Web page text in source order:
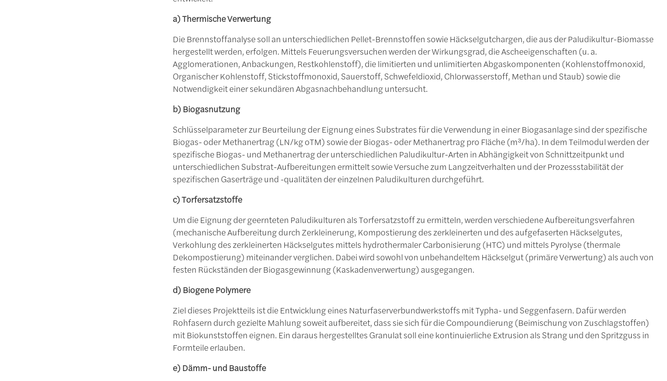
a) Thermische Verwertung
Die Brennstoffanalyse soll an unterschiedlichen Pellet-Brennstoffen sowie Häckselgutchargen, die aus der Paludikultur-Biomasse
hergestellt werden, erfolgen. Mittels Feuerungsversuchen werden der Wirkungsgrad, die Ascheeigenschaften (u. a.
Agglomerationen, Anbackungen, Restkohlenstoff), die limitierten und unlimitierten Abgaskomponenten (Kohlenstoffmonoxid,
Organischer Kohlenstoff, Stickstoffmonoxid, Sauerstoff, Schwefeldioxid, Chlorwasserstoff, Methan und Staub) sowie die
Notwendigkeit einer sekundären Abgasnachbehandlung untersucht.
b) Biogasnutzung
Schlüsselparameter zur Beurteilung der Eignung eines Substrates für die Verwendung in einer Biogasanlage sind der spezifische
Biogas- oder Methanertrag (LN/kg oTM) sowie der Biogas- oder Methanertrag pro Fläche (m³/ha). In dem Teilmodul werden der
spezifische Biogas- und Methanertrag der unterschiedlichen Paludikultur-Arten in Abhängigkeit von Schnittzeitpunkt und
unterschiedlichen Substrat-Aufbereitungen ermittelt sowie Versuche zum Langzeitverhalten und der Prozessstabilität der
spezifischen Gaserträge und -qualitäten der einzelnen Paludikulturen durchgeführt.
c) Torfersatzstoffe
Um die Eignung der geernteten Paludikulturen als Torfersatzstoff zu ermitteln, werden verschiedene Aufbereitungsverfahren
(mechanische Aufbereitung durch Zerkleinerung, Kompostierung des zerkleinerten und des aufgefaserten Häckselgutes,
Verkohlung des zerkleinerten Häckselgutes mittels hydrothermaler Carbonisierung (HTC) und mittels Pyrolyse (thermale
Dekompostierung) miteinander verglichen. Dabei wird sowohl von unbehandeltem Häckselgut (primäre Verwertung) als auch von
festen Rückständen der Biogasgewinnung (Kaskadenverwertung) ausgegangen.
d) Biogene Polymere
Ziel dieses Projektteils ist die Entwicklung eines Naturfaserverbundwerkstoffs mit Typha- und Seggenfasern. Dafür werden
Rohfasern durch gezielte Mahlung soweit aufbereitet, dass sie sich für die Compoundierung (Beimischung von Zuschlagstoffen)
mit Biokunststoffen eignen. Ein daraus hergestelltes Granulat soll eine kontinuierliche Extrusion als Strang und den Spritzguss in
Formteile erlauben.
e) Dämm- und Baustoffe